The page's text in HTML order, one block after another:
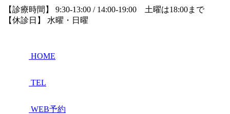
【診療時間】 9:30-13:00 / 14:00-19:00 土曜は18:00まで
【休診日】 水曜・日曜
HOME
TEL
WEB予約